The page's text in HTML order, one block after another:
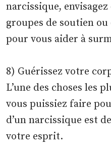
narcissique,
groupes de soutien
pour vous aider à
8) Guérissez votre
L’une des choses les
vous puissiez faire
d’un narcissique est
votre esprit.